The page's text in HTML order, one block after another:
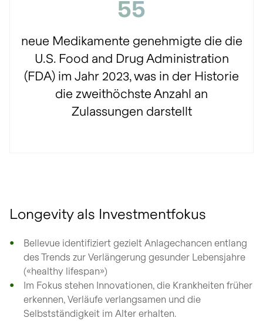
55
neue Medikamente genehmigte die die
U.S. Food and Drug Administration
(FDA) im Jahr 2023, was in der Historie
die zweithöchste Anzahl an
Zulassungen darstellt
Longevity als Investmentfokus
Bellevue identifiziert gezielt Anlagechancen entlang
des Trends zur Verlängerung gesunder Lebensjahre
(«healthy lifespan»)
Im Fokus stehen Innovationen, die Krankheiten früher
erkennen, Verläufe verlangsamen und die
Selbstständigkeit im Alter erhalten.